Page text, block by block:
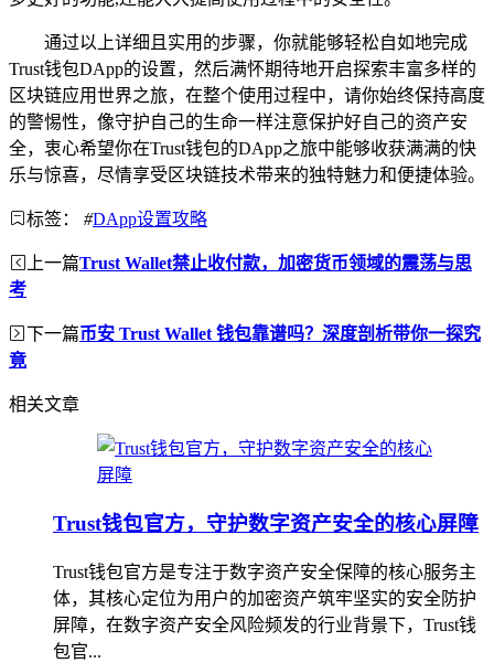
通过以上详细且实用的步骤，你就能够轻松自如地完成
Trust钱包DApp的设置，然后满怀期待地开启探索丰富多样的
区块链应用世界之旅，在整个使用过程中，请你始终保持高度
的警惕性，像守护自己的生命一样注意保护好自己的资产安
全，衷心希望你在Trust钱包的DApp之旅中能够收获满满的快
乐与惊喜，尽情享受区块链技术带来的独特魅力和便捷体验。
标签： #DApp设置攻略
上一篇Trust Wallet禁止收付款，加密货币领域的震荡与思
考
下一篇币安 Trust Wallet 钱包靠谱吗？深度剖析带你一探究
竟
相关文章
Trust钱包官方，守护数字资产安全的核心屏障
Trust钱包官方是专注于数字资产安全保障的核心服务主
体，其核心定位为用户的加密资产筑牢坚实的安全防护
屏障，在数字资产安全风险频发的行业背景下，Trust钱
包官...